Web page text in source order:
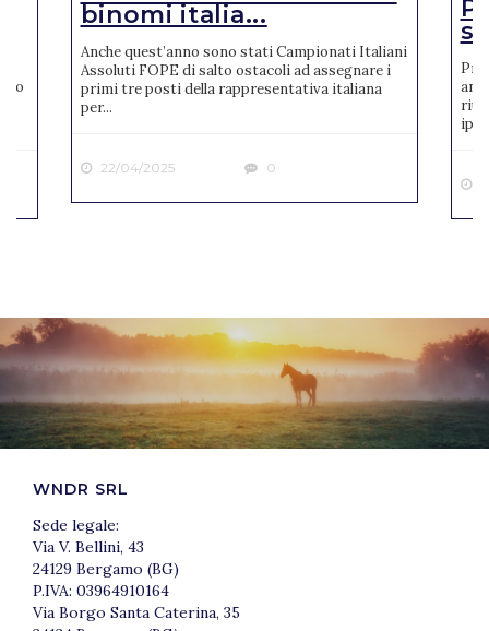
binomi italia...
Anche quest’anno sono stati Campionati Italiani
Assoluti FOPE di salto ostacoli ad assegnare i
primi tre posti della rappresentativa italiana
per...
22/04/2025 0
WNDR SRL
Sede legale:
Via V. Bellini, 43
24129 Bergamo (BG)
P.IVA: 03964910164
Via Borgo Santa Caterina, 35